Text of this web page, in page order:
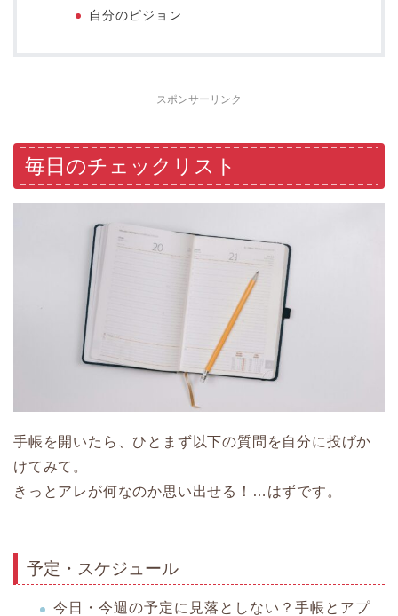
自分のビジョン
スポンサーリンク
毎日のチェックリスト
手帳を開いたら、ひとまず以下の質問を自分に投げか
けてみて。
きっとアレが何なのか思い出せる！…はずです。
予定・スケジュール
今日・今週の予定に見落としない？手帳とアプ